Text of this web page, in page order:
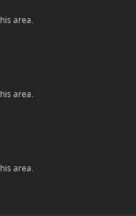
area.
area.
area.